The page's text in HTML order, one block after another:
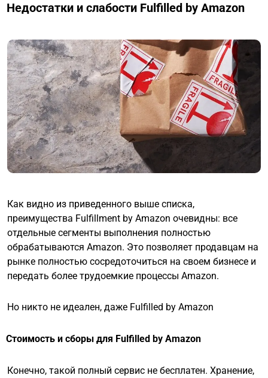
Недостатки и слабости Fulfilled by Amazon
Как видно из приведенного выше списка,
преимущества Fulfillment by Amazon очевидны: все
отдельные сегменты выполнения полностью
обрабатываются Amazon. Это позволяет продавцам на
рынке полностью сосредоточиться на своем бизнесе и
передать более трудоемкие процессы Amazon.
Но никто не идеален, даже Fulfilled by Amazon
Стоимость и сборы для Fulfilled by Amazon
Конечно, такой полный сервис не бесплатен. Хранение,